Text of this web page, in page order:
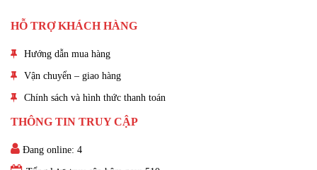
HỖ TRỢ KHÁCH HÀNG
Hướng dẫn mua hàng
Vận chuyển – giao hàng
Chính sách và hình thức thanh toán
THÔNG TIN TRUY CẬP
Đang online: 4